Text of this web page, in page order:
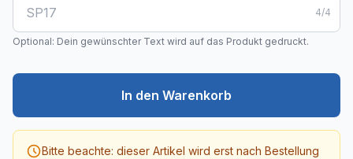
4/4
Optional: Dein gewünschter Text wird auf das Produkt gedruckt.
In den Warenkorb
Bitte beachte: dieser Artikel wird erst nach Bestellung